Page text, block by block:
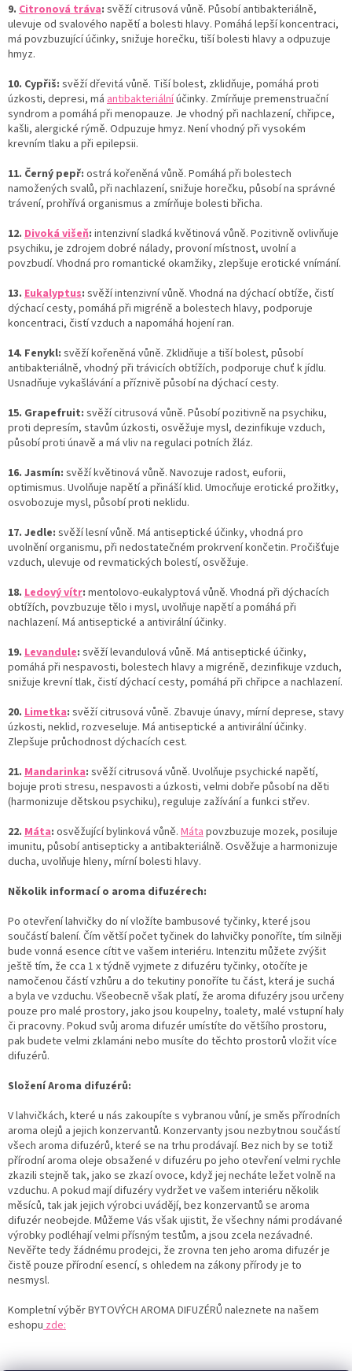
9. Citronová tráva: svěží citrusová vůně. Působí antibakteriálně,
ulevuje od svalového napětí a bolesti hlavy. Pomáhá lepší koncentraci,
má povzbuzující účinky, snižuje horečku, tiší bolesti hlavy a odpuzuje
hmyz.
10. Cypřiš: svěží dřevitá vůně. Tiší bolest, zklidňuje, pomáhá proti
úzkosti, depresi, má antibakteriálníúčinky. Zmírňuje premenstruační
syndrom a pomáhá při menopauze. Je vhodný při nachlazení, chřipce,
kašli, alergické rýmě. Odpuzuje hmyz. Není vhodný při vysokém
krevním tlaku a při epilepsii.
11. Černý pepř: ostrá kořeněná vůně. Pomáhá při bolestech
namožených svalů, při nachlazení, snižuje horečku, působí na správné
trávení, prohřívá organismus a zmírňuje bolesti břicha.
12. Divoká višeň: intenzivní sladká květinová vůně. Pozitivně ovlivňuje
psychiku, je zdrojem dobré nálady, provoní místnost, uvolní a
povzbudí. Vhodná pro romantické okamžiky, zlepšuje erotické vnímání.
13. Eukalyptus: svěží intenzivní vůně. Vhodná na dýchací obtíže, čistí
dýchací cesty, pomáhá při migréně a bolestech hlavy, podporuje
koncentraci, čistí vzduch a napomáhá hojení ran.
14. Fenykl: svěží kořeněná vůně. Zklidňuje a tiší bolest, působí
antibakteriálně, vhodný při trávicích obtížích, podporuje chuť k jídlu.
Usnadňuje vykašlávání a příznivě působí na dýchací cesty.
15. Grapefruit: svěží citrusová vůně. Působí pozitivně na psychiku,
proti depresím, stavům úzkosti, osvěžuje mysl, dezinfikuje vzduch,
působí proti únavě a má vliv na regulaci potních žláz.
16. Jasmín: svěží květinová vůně. Navozuje radost, euforii,
optimismus. Uvolňuje napětí a přináší klid. Umocňuje erotické prožitky,
osvobozuje mysl, působí proti neklidu.
17. Jedle: svěží lesní vůně. Má antiseptické účinky, vhodná pro
uvolnění organismu, při nedostatečném prokrvení končetin. Pročišťuje
vzduch, ulevuje od revmatických bolestí, osvěžuje.
18. Ledový vítr: mentolovo-eukalyptová vůně. Vhodná při dýchacích
obtížích, povzbuzuje tělo i mysl, uvolňuje napětí a pomáhá při
nachlazení. Má antiseptické a antivirální účinky.
19. Levandule: svěží levandulová vůně. Má antiseptické účinky,
pomáhá při nespavosti, bolestech hlavy a migréně, dezinfikuje vzduch,
snižuje krevní tlak, čistí dýchací cesty, pomáhá při chřipce a nachlazení.
20. Limetka: svěží citrusová vůně. Zbavuje únavy, mírní deprese, stavy
úzkosti, neklid, rozveseluje. Má antiseptické a antivirální účinky.
Zlepšuje průchodnost dýchacích cest.
21. Mandarinka: svěží citrusová vůně. Uvolňuje psychické napětí,
bojuje proti stresu, nespavosti a úzkosti, velmi dobře působí na děti
(harmonizuje dětskou psychiku), reguluje zažívání a funkci střev.
22. Máta: osvěžující bylinková vůně. Máta povzbuzuje mozek, posiluje
imunitu, působí antisepticky a antibakteriálně. Osvěžuje a harmonizuje
ducha, uvolňuje hleny, mírní bolesti hlavy.
Několik informací o aroma difuzérech:
Po otevření lahvičky do ní vložíte bambusové tyčinky, které jsou
součástí balení. Čím větší počet tyčinek do lahvičky ponoříte, tím silněji
bude vonná esence cítit ve vašem interiéru. Intenzitu můžete zvýšit
ještě tím, že cca 1 x týdně vyjmete z difuzéru tyčinky, otočíte je
namočenou částí vzhůru a do tekutiny ponoříte tu část, která je suchá
a byla ve vzduchu. Všeobecně však platí, že aroma difuzéry jsou určeny
pouze pro malé prostory, jako jsou koupelny, toalety, malé vstupní haly
či pracovny. Pokud svůj aroma difuzér umístíte do většího prostoru,
pak budete velmi zklamáni nebo musíte do těchto prostorů vložit více
difuzérů.
Složení Aroma difuzérů:
V lahvičkách, které u nás zakoupíte s vybranou vůní, je směs přírodních
aroma olejů a jejich konzervantů. Konzervanty jsou nezbytnou součástí
všech aroma difuzérů, které se na trhu prodávají. Bez nich by se totiž
přírodní aroma oleje obsažené v difuzéru po jeho otevření velmi rychle
zkazili stejně tak, jako se zkazí ovoce, když jej necháte ležet volně na
vzduchu. A pokud mají difuzéry vydržet ve vašem interiéru několik
měsíců, tak jak jejich výrobci uvádějí, bez konzervantů se aroma
difuzér neobejde. Můžeme Vás však ujistit, že všechny námi prodávané
výrobky podléhají velmi přísným testům, a jsou zcela nezávadné.
Nevěřte tedy žádnému prodejci, že zrovna ten jeho aroma difuzér je
čistě pouze přírodní esencí, s ohledem na zákony přírody je to
nesmysl.
Kompletní výběr BYTOVÝCH AROMA DIFUZÉRŮ naleznete na našem
eshopu zde: